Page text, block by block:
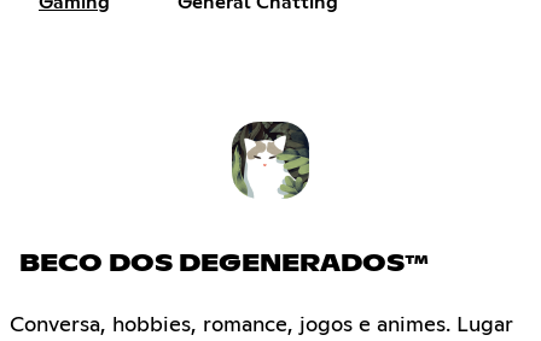
BECO DOS DEGENERADOS™
Conversa, hobbies, romance, jogos e animes. Lugar